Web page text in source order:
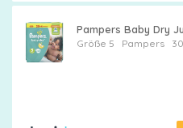
Pampers Baby Dry
Größe 5 Pampers30